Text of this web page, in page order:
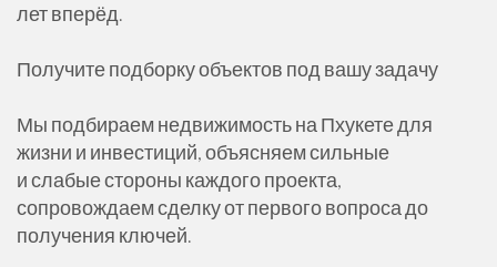
лет вперёд.
Получите подборку объектов под вашу задачу
Мы подбираем недвижимость на Пхукете для
жизни и инвестиций, объясняем сильные
и слабые стороны каждого проекта,
сопровождаем сделку от первого вопроса до
получения ключей.